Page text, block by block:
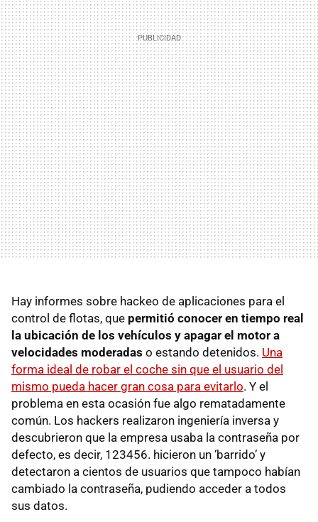
Hay informes sobre hackeo de aplicaciones para el
control de flotas, que permitió conocer en tiempo real
la ubicación de los vehículos y apagar el motor a
velocidades moderadas o estando detenidos. Una
forma ideal de robar el coche sin que el usuario del
mismo pueda hacer gran cosa para evitarlo. Y el
problema en esta ocasión fue algo rematadamente
común. Los hackers realizaron ingeniería inversa y
descubrieron que la empresa usaba la contraseña por
defecto, es decir, 123456. hicieron un ‘barrido’ y
detectaron a cientos de usuarios que tampoco habían
cambiado la contraseña, pudiendo acceder a todos
sus datos.